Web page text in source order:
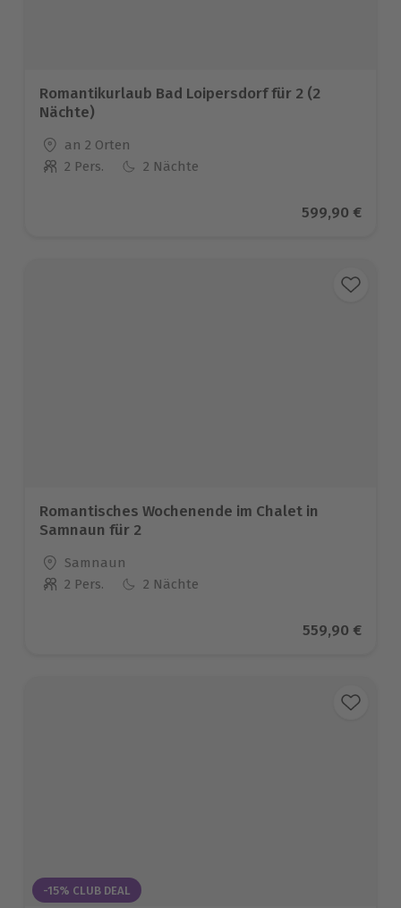
Romantikurlaub Bad Loipersdorf für 2 (2
Nächte)
Standort
an 2 Orten
Anzahl der Teilnehmer
2 Pers. 2 Nächte
Aktueller
599,90 €
Romantisches Wochenende im Chalet in
Samnaun für 2
Standort
Samnaun
Anzahl der Teilnehmer
2 Pers. 2 Nächte
Aktueller
559,90 €
-15% CLUB DEAL